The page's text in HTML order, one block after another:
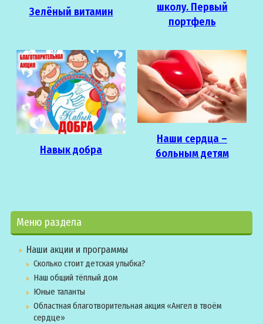
Зелёный витамин
школу. Первый
портфель
Навык добра
Наши сердца –
больным детям
Меню раздела
Наши акции и программы
Сколько стоит детская улыбка?
Наш общий тёплый дом
Юные таланты
Областная благотворительная акция «Ангел в твоём
сердце»